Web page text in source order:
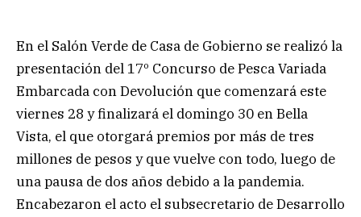
En el Salón Verde de Casa de Gobierno se realizó la
presentación del 17º Concurso de Pesca Variada
Embarcada con Devolución que comenzará este
viernes 28 y finalizará el domingo 30 en Bella
Vista, el que otorgará premios por más de tres
millones de pesos y que vuelve con todo, luego de
una pausa de dos años debido a la pandemia.
Encabezaron el acto el subsecretario de Desarrollo